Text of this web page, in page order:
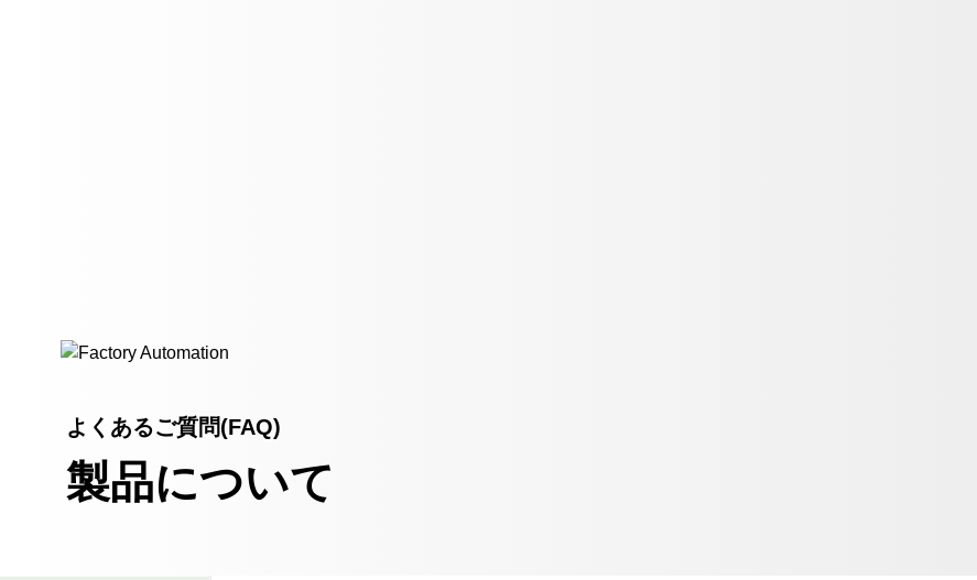
よくあるご質問(FAQ)
製品について